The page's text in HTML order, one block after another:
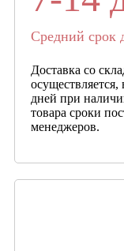
Средний срок
Доставка со
дней при
товара сроки
менеджеров.